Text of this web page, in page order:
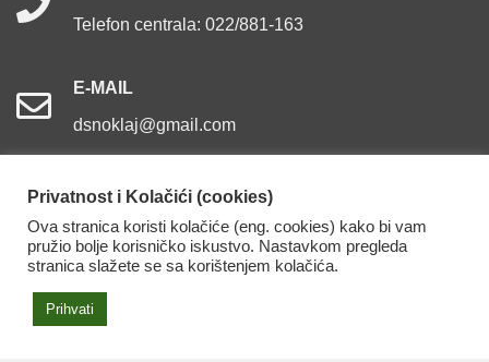
Telefon centrala: 022/881-163
E-MAIL
dsnoklaj@gmail.com
Dom za starije osobe Oklaj. Sva prava pridržana.
Izjava o pristupačnosti
Privatnost i Kolačići (cookies)
Ova stranica koristi kolačiće (eng. cookies) kako bi vam
pružio bolje korisničko iskustvo. Nastavkom pregleda
stranica slažete se sa korištenjem kolačića.
Prihvati